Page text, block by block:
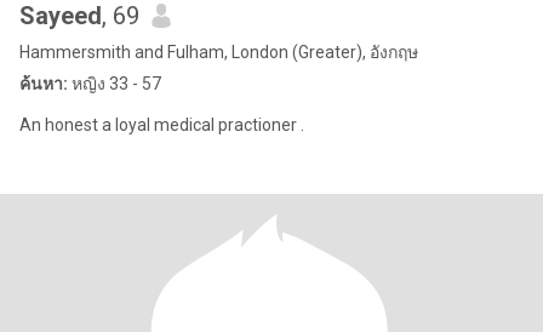
Sayeed, 69
Hammersmith and Fulham, London (Greater), อังกฤษ
ค้นหา: หญิง 33 - 57
An honest a loyal medical practioner .